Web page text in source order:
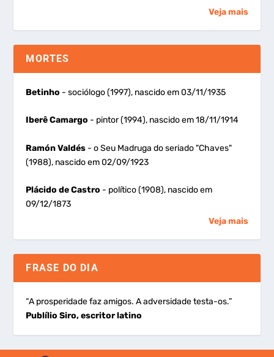
Veja mais
MORTES
Betinho - sociólogo (1997), nascido em 03/11/1935
Iberê Camargo - pintor (1994), nascido em 18/11/1914
Ramón Valdés - o Seu Madruga do seriado "Chaves"
(1988), nascido em 02/09/1923
Plácido de Castro - político (1908), nascido em
09/12/1873
Veja mais
FRASE DO DIA
“A prosperidade faz amigos. A adversidade testa-os.”
Publílio Siro, escritor latino